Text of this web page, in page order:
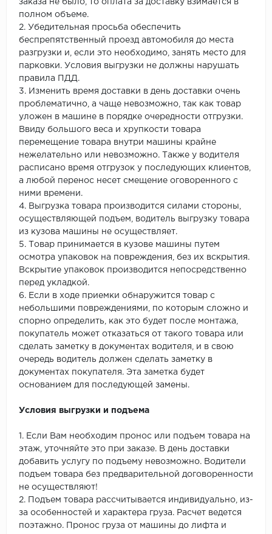
заказа не было, то оплата за доставку взимается в
полном объеме.
2. Убедительная просьба обеспечить
беспрепятственный проезд автомобиля до места
разгрузки и, если это необходимо, занять место для
парковки. Условия выгрузки не должны нарушать
правила ПДД.
3. Изменить время доставки в день доставки очень
проблематично, а чаще невозможно, так как товар
уложен в машине в порядке очередности отгрузки.
Ввиду большого веса и хрупкости товара
перемещение товара внутри машины крайне
нежелательно или невозможно. Также у водителя
расписано время отгрузок у последующих клиентов,
а любой перенос несет смещение оговоренного с
ними времени.
4. Выгрузка товара производится силами стороны,
осуществляющей подъем, водитель выгрузку товара
из кузова машины не осуществляет.
5. Товар принимается в кузове машины путем
осмотра упаковок на повреждения, без их вскрытия.
Вскрытие упаковок производится непосредственно
перед укладкой.
6. Если в ходе приемки обнаружится товар с
небольшими повреждениями, по которым сложно и
спорно определить, как это будет после монтажа,
покупатель может отказаться от такого товара или
сделать заметку в документах водителя, и в свою
очередь водитель должен сделать заметку в
документах покупателя. Эта заметка будет
основанием для последующей замены.
Условия выгрузки и подъема
1. Если Вам необходим пронос или подъем товара на
этаж, уточняйте это при заказе. В день доставки
добавить услугу по подъему невозможно. Водители
подъем товара без предварительной договоренности
не осуществляют!
2. Подъем товара рассчитывается индивидуально, из-
за особенностей и характера груза. Расчет ведется
поэтажно. Пронос груза от машины до лифта и